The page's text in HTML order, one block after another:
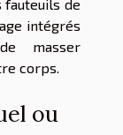
de
intégrés
masser
corps.
ou